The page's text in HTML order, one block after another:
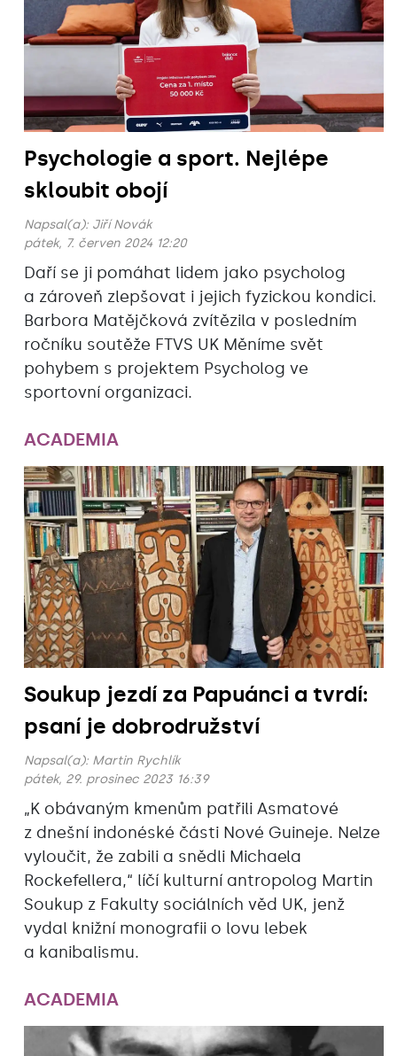
Psychologie a sport. Nejlépe
skloubit obojí
Napsal(a): Jiří Novák
pátek, 7. červen 2024 12:20
Daří se ji pomáhat lidem jako psycholog
a zároveň zlepšovat i jejich fyzickou kondici.
Barbora Matějčková zvítězila v posledním
ročníku soutěže FTVS UK Měníme svět
pohybem s projektem Psycholog ve
sportovní organizaci.
ACADEMIA
Soukup jezdí za Papuánci a tvrdí:
psaní je dobrodružství
Napsal(a): Martin Rychlík
pátek, 29. prosinec 2023 16:39
„K obávaným kmenům patřili Asmatové
z dnešní indonéské části Nové Guineje. Nelze
vyloučit, že zabili a snědli Michaela
Rockefellera,“ líčí kulturní antropolog Martin
Soukup z Fakulty sociálních věd UK, jenž
vydal knižní monografii o lovu lebek
a kanibalismu.
ACADEMIA